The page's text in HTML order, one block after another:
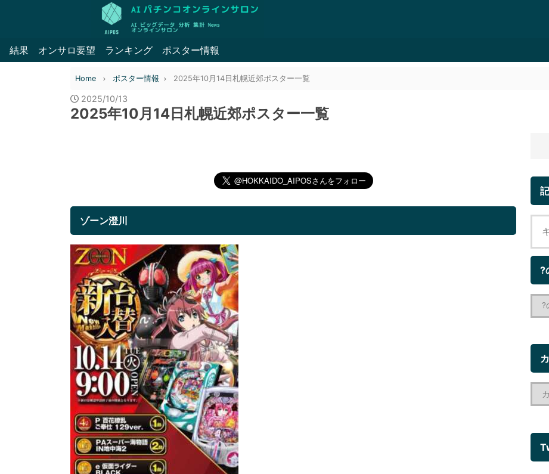
結果 オンサロ要望 ランキング ポスター情報
Home ポスター情報 2025年10月14日札幌近郊ポスター一覧
2025/10/13
2025年10月14日札幌近郊ポスター一覧
ゾーン澄川
?